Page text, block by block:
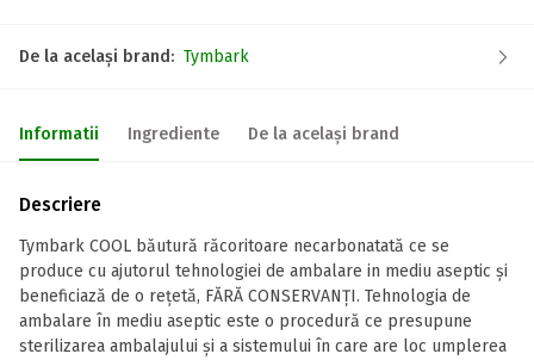
De la același brand: Tymbark
Informatii Ingrediente De la același brand
Descriere
Tymbark COOL băutură răcoritoare necarbonatată ce se
produce cu ajutorul tehnologiei de ambalare in mediu aseptic și
beneficiază de o rețetă, FĂRĂ CONSERVANȚI. Tehnologia de
ambalare în mediu aseptic este o procedură ce presupune
sterilizarea ambalajului și a sistemului în care are loc umplerea